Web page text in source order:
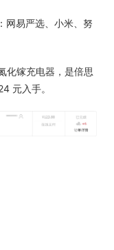
网易严选、小米、努
化镓充电器，是倍思
元入手。